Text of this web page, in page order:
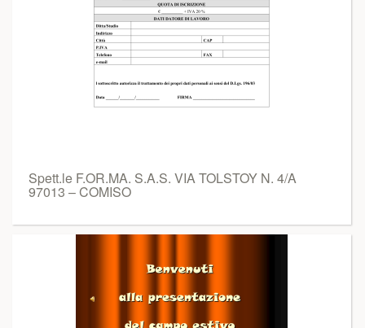
Spett.le F.OR.MA. S.A.S. VIA TOLSTOY N. 4/A
97013 – COMISO